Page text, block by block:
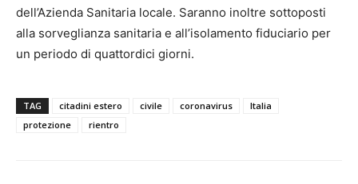
dell’Azienda Sanitaria locale. Saranno inoltre sottoposti
alla sorveglianza sanitaria e all’isolamento fiduciario per
un periodo di quattordici giorni.
TAG citadini estero civile coronavirus
Italia
protezione
rientro